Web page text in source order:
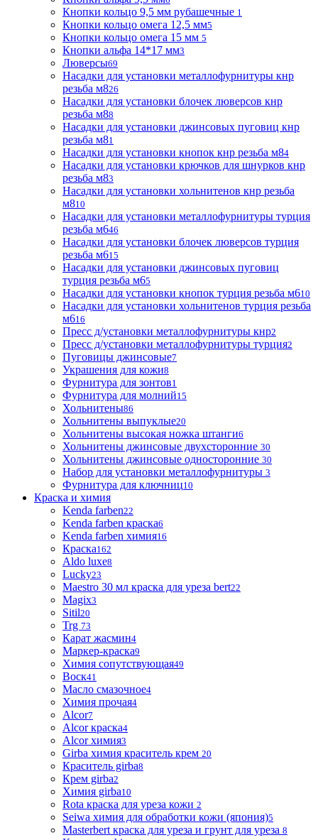
Кнопки кольцо 9,5 мм рубашечные 1
Кнопки кольцо омега 12,5 мм5
Кнопки кольцо омега 15 мм 5
Кнопки альфа 14*17 мм3
Люверсы69
Насадки для установки металлофурнитуры кнр
резьба м826
Насадки для установки блочек люверсов кнр
резьба м88
Насадки для установки джинсовых пуговиц кнр
резьба м81
Насадки для установки кнопок кнр резьба м84
Насадки для установки крючков для шнурков кнр
резьба м83
Насадки для установки хольнитенов кнр резьба
м810
Насадки для установки металлофурнитуры турция
резьба м646
Насадки для установки блочек люверсов турция
резьба м615
Насадки для установки джинсовых пуговиц
турция резьба м65
Насадки для установки кнопок турция резьба м610
Насадки для установки хольнитенов турция резьба
м616
Пресс д/установки металлофурнитуры кнр2
Пресс д/установки металлофурнитуры турция2
Пуговицы джинсовые7
Украшения для кожи8
Фурнитура для зонтов1
Фурнитура для молний15
Хольнитены86
Хольнитены выпуклые20
Хольнитены высокая ножка штанги6
Хольнитены джинсовые двухсторонние 30
Хольнитены джинсовые односторонние 30
Набор для установки металлофурнитуры 3
Фурнитура для ключниц10
Краска и химия
Kenda farben22
Kenda farben краска6
Kenda farben химия16
Краска162
Aldo luxe8
Lucky23
Maestro 30 мл краска для уреза bert22
Magix3
Sitil20
Trg 73
Карат жасмин4
Маркер-краска9
Химия сопутствующая49
Воск41
Масло смазочное4
Химия прочая4
Alcor7
Alcor краска4
Alcor химия3
Girba химия краситель крем 20
Краситель girba8
Крем girba2
Химия girba10
Rota краска для уреза кожи 2
Seiwa химия для обработки кожи (япония)5
Masterbert краска для уреза и грунт для уреза 8